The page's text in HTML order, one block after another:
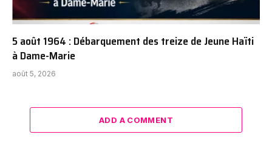
5 août 1964 : Débarquement des treize de Jeune Haïti
à Dame-Marie
août 5, 2026
ADD A COMMENT